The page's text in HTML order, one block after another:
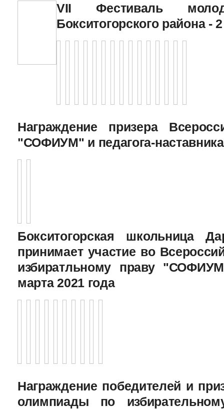
VII Фестиваль
Бокситогорского района -
Награждение призера
"СОФИУМ" и педагога-наставника
Бокситогорская школьница
принимает участие во
избиратльному праву
марта 2021 года
Награждение победителей и
олимпиады по